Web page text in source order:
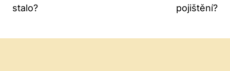
stalo?
pojištění?